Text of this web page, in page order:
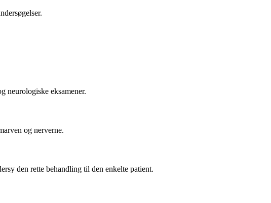
neurologiske eksamener.
og nerverne.
den rette behandling til den enkelte patient.